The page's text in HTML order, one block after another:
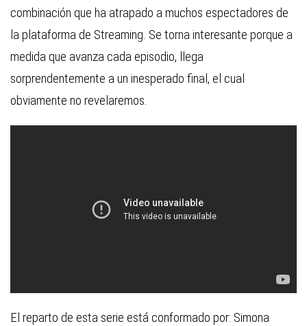
combinación que ha atrapado a muchos espectadores de
la plataforma de Streaming. Se torna interesante porque a
medida que avanza cada episodio, llega
sorprendentemente a un inesperado final, el cual
obviamente no revelaremos.
El reparto de esta serie está conformado por: Simona